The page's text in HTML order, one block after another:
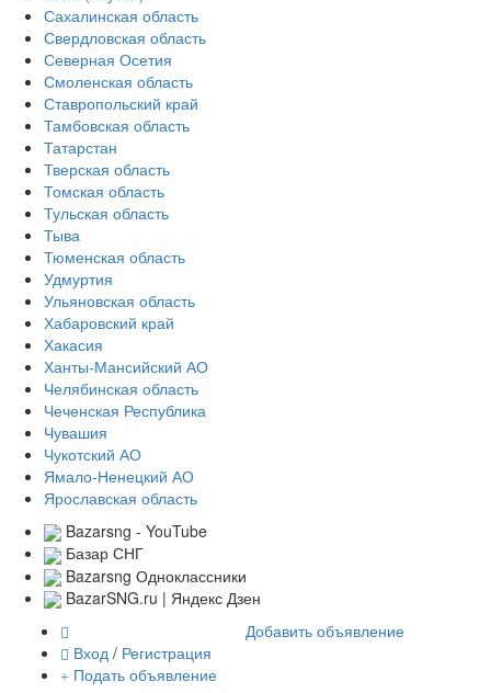
Сахалинская область
Свердловская область
Северная Осетия
Смоленская область
Ставропольский край
Тамбовская область
Татарстан
Тверская область
Томская область
Тульская область
Тыва
Тюменская область
Удмуртия
Ульяновская область
Хабаровский край
Хакасия
Ханты-Мансийский АО
Челябинская область
Чеченская Республика
Чувашия
Чукотский АО
Ямало-Ненецкий АО
Ярославская область
Bazarsng - YouTube
Базар СНГ
Bazarsng Одноклассники
BazarSNG.ru | Яндекс Дзен
Вход / Регистрация
Подать объявление
Добавить объявление